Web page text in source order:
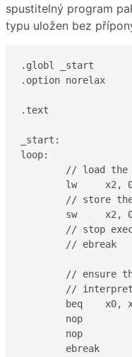
spustitelný program
typu uložen bez
.globl _start
.option norelax
.text
_start:
loop: